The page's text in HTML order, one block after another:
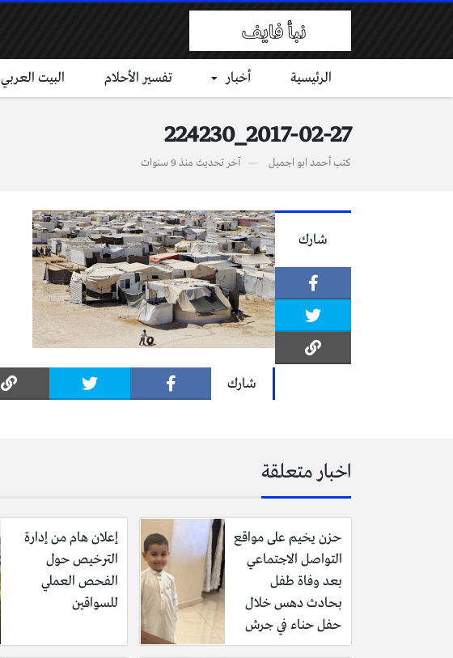
الرئيسية أخبار تفسير الأحلام البيت العربي
2017-02-27_224230
كتبأحمد ابو اجميل آخر تحديث منذ 9 سنوات
شارك
شارك
اخبار متعلقة
حزن يخيم على مواقع
التواصل الاجتماعي
بعد وفاة طفل
بحادث دهس خلال
حفل حناء في جرش
إعلان هام من إدارة
الترخيص حول
الفحص العملي
للسواقين